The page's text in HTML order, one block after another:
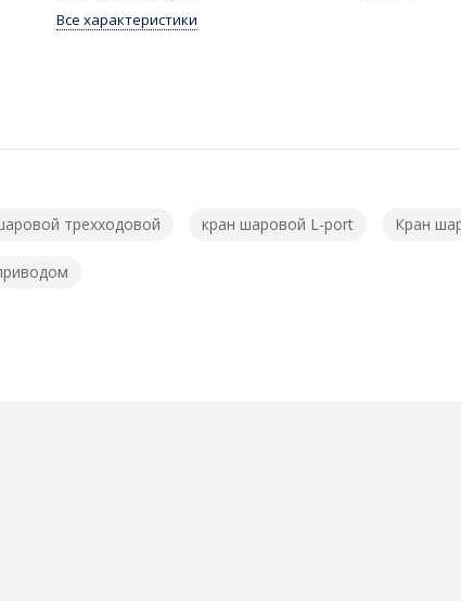
Все характеристики
трехходовой кран шаровой L-port Кран